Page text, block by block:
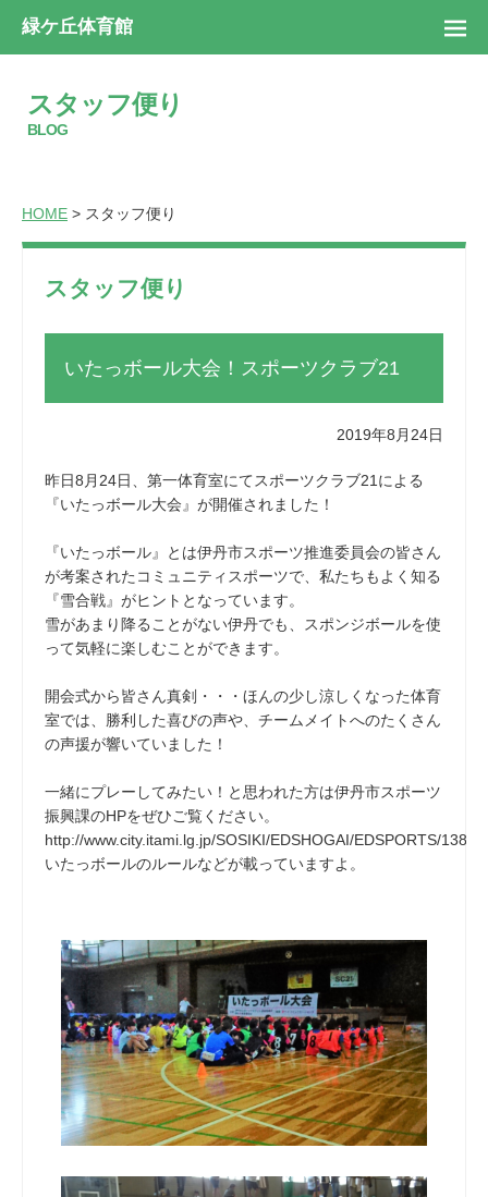
緑ケ丘体育館
スタッフ便り
BLOG
HOME > スタッフ便り
スタッフ便り
いたっボール大会！スポーツクラブ21
2019年8月24日
昨日8月24日、第一体育室にてスポーツクラブ21による
『いたっボール大会』が開催されました！
『いたっボール』とは伊丹市スポーツ推進委員会の皆さん
が考案されたコミュニティスポーツで、私たちもよく知る
『雪合戦』がヒントとなっています。
雪があまり降ることがない伊丹でも、スポンジボールを使
って気軽に楽しむことができます。
開会式から皆さん真剣・・・ほんの少し涼しくなった体育
室では、勝利した喜びの声や、チームメイトへのたくさん
の声援が響いていました！
一緒にプレーしてみたい！と思われた方は伊丹市スポーツ
振興課のHPをぜひご覧ください。
http://www.city.itami.lg.jp/SOSIKI/EDSHOGAI/EDSPORTS/
いたっボールのルールなどが載っていますよ。